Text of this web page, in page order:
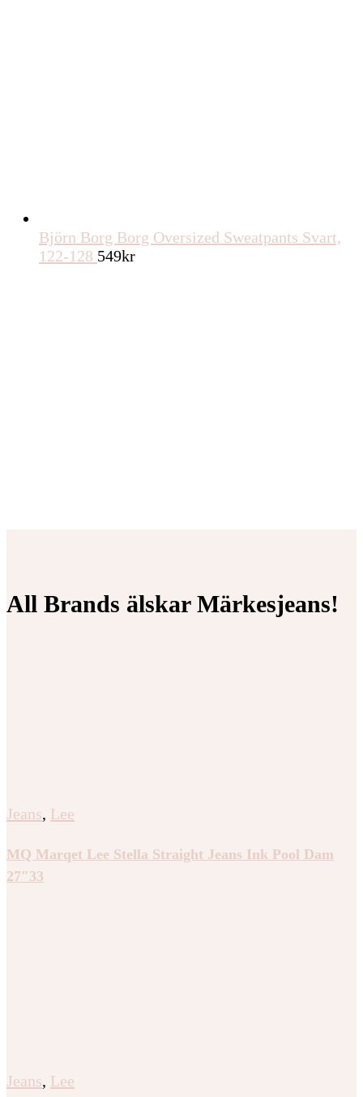
Björn Borg Borg Oversized Sweatpants Svart,
122-128 549kr
All Brands älskar Märkesjeans!
Jeans, Lee
MQ Marqet Lee Stella Straight Jeans Ink Pool Dam
27″33
Jeans, Lee